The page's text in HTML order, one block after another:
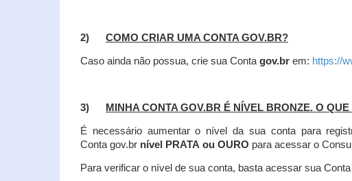
2) COMO CRIAR UMA CONTA GOV.BR?
Caso ainda não possua, crie sua Conta gov.br em: https://
3) MINHA CONTA GOV.BR É NÍVEL BRONZE. O
É necessário aumentar o nível da sua conta para
Conta gov.br nível PRATA ou OURO para acessar o
Para verificar o nível de sua conta, basta acessar sua Conta